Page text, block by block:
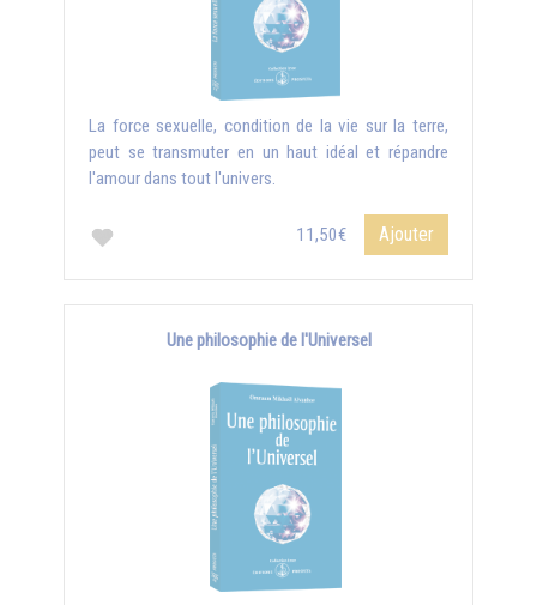
La force sexuelle, condition de la vie sur la terre,
peut se transmuter en un haut idéal et répandre
l'amour dans tout l'univers.
11,50€ Ajouter
Une philosophie de l'Universel